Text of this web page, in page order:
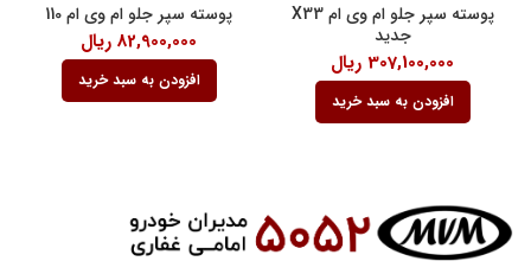
پوسته سپر جلو ام وی ام X33
جدید
307,100,000 ریال
افزودن به سبد خرید
پوسته سپر جلو ام وی ام 110
82,900,000 ریال
افزودن به سبد خرید